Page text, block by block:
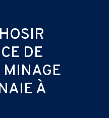
DE
MINAGE
À